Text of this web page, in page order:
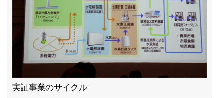
実証事業のサイクル